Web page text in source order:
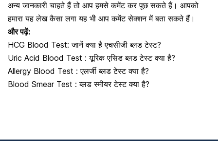
अन्य जानकारी चाहते हैं तो आप हमसे कमेंट कर पूछ सकते हैं। आपको
हमारा यह लेख कैसा लगा यह भी आप कमेंट सेक्शन में बता सकते हैं।
और पढ़ें:
HCG Blood Test: जानें क्या है एचसीजी ब्लड टेस्ट?
Uric Acid Blood Test : यूरिक एसिड ब्लड टेस्ट क्या है?
Allergy Blood Test : एलर्जी ब्लड टेस्ट क्या है?
Blood Smear Test : ब्लड स्मीयर टेस्ट क्या है?